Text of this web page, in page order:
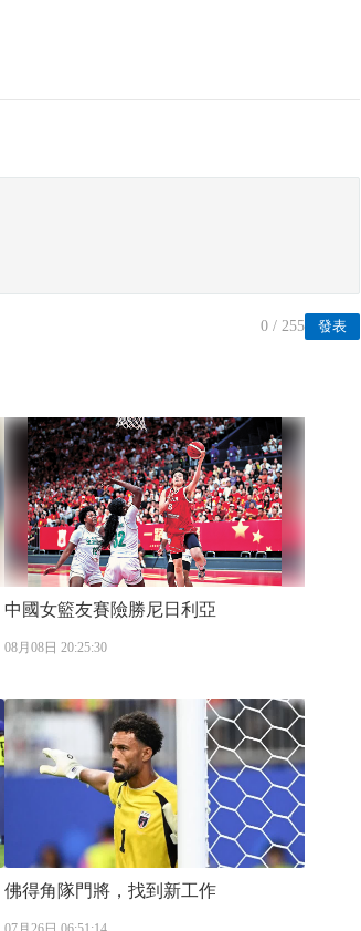
發表
0 / 255
中國女籃友賽險勝尼日利亞
08月08日 20:25:30
佛得角隊門將，找到新工作